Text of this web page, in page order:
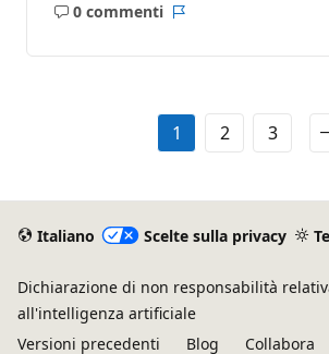
0 commenti
Nessun
1 2 3
Italiano Scelte sulla privacy
Dichiarazione di non responsabilità
all'intelligenza artificiale
Versioni precedenti
Blog Collabora